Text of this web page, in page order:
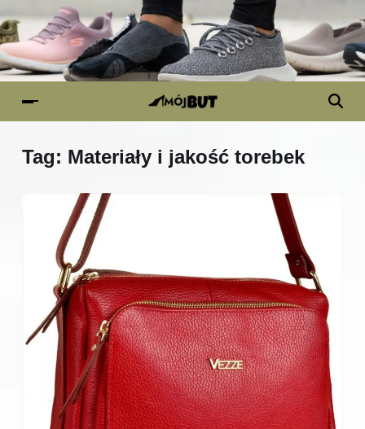
Tag: Materiały i jakość torebek